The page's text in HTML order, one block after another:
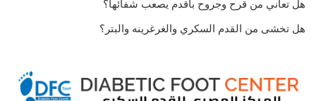
هل تعاني من قرح وجروح باقدم يصعب شفائها؟
هل تخشى من القدم السكري والغرغرينه والبتر؟